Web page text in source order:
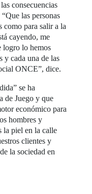
consecuencias
las personas
como para salir a la
cayendo, me
logro lo hemos
y cada una de las
ONCE”, dice.
se ha
de Juego y que
económico para
hombres y
la piel en la calle
clientes y
la sociedad en